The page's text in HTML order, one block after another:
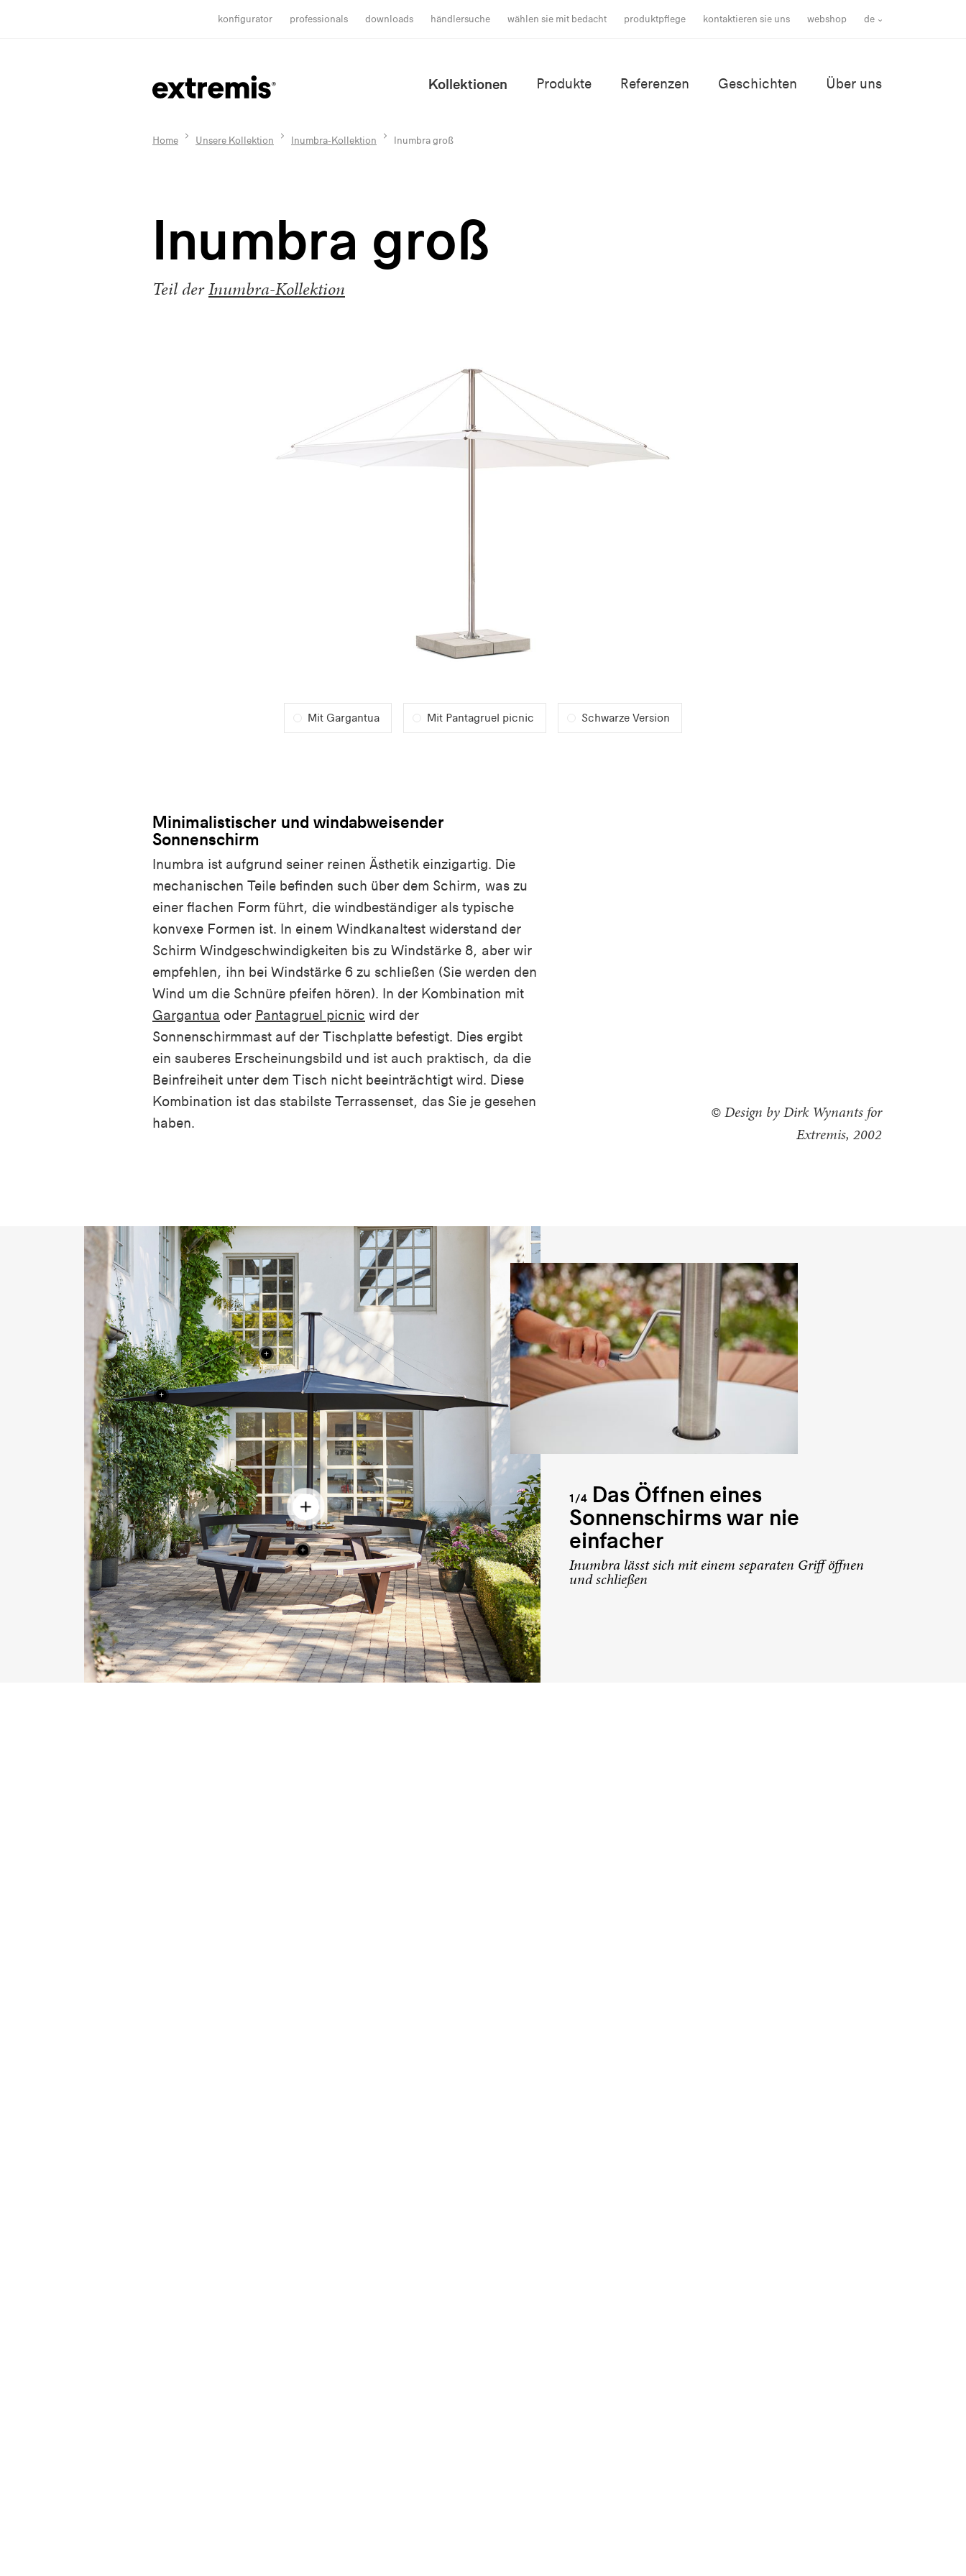
konfigurator professionals downloads händlersuche wählen sie mit bedacht produktpflege kontaktieren sie uns webshop de
Kollektionen Produkte Referenzen Geschichten Über uns
Home Unsere Kollektion Inumbra-Kollektion Inumbra groß
Inumbra groß
Teil derInumbra-Kollektion
Mit Gargantua Mit Pantagruel picnic Schwarze Version
Minimalistischer und windabweisender
Sonnenschirm
Inumbra ist aufgrund seiner reinen Ästhetik einzigartig. Die
mechanischen Teile befinden such über dem Schirm, was zu
einer flachen Form führt, die windbeständiger als typische
konvexe Formen ist. In einem Windkanaltest widerstand der
Schirm Windgeschwindigkeiten bis zu Windstärke 8, aber wir
empfehlen, ihn bei Windstärke 6 zu schließen (Sie werden den
Wind um die Schnüre pfeifen hören). In der Kombination mit
Gargantua oder Pantagruel picnic wird der
Sonnenschirmmast auf der Tischplatte befestigt. Dies ergibt
ein sauberes Erscheinungsbild und ist auch praktisch, da die
Beinfreiheit unter dem Tisch nicht beeinträchtigt wird. Diese
Kombination ist das stabilste Terrassenset, das Sie je gesehen
haben.
© Design by Dirk Wynants for
Extremis, 2002
1/4 Das Öffnen eines
Sonnenschirms war nie
einfacher
Inumbra lässt sich mit einem separaten Griff öffnen
und schließen